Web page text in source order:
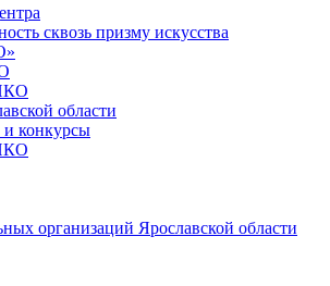
сквозь призму искусства
области
и конкурсы
организаций Ярославской области